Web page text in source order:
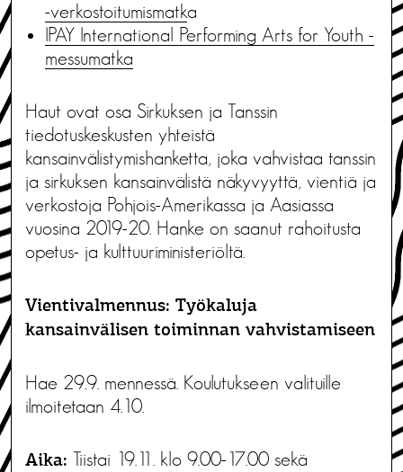
-verkostoitumismatka
IPAY International Performing Arts for Youth -
messumatka
Haut ovat osa Sirkuksen ja Tanssin
tiedotuskeskusten yhteistä
kansainvälistymishanketta, joka vahvistaa tanssin
ja sirkuksen kansainvälistä näkyvyyttä, vientiä ja
verkostoja Pohjois-Amerikassa ja Aasiassa
vuosina 2019-20. Hanke on saanut rahoitusta
opetus- ja kulttuuriministeriöltä.
Vientivalmennus: Työkaluja
kansainvälisen toiminnan vahvistamiseen
Hae 29.9. mennessä. Koulutukseen valituille
ilmoitetaan 4.10.
Aika: Tiistai 19.11. klo 9.00-17.00 sekä